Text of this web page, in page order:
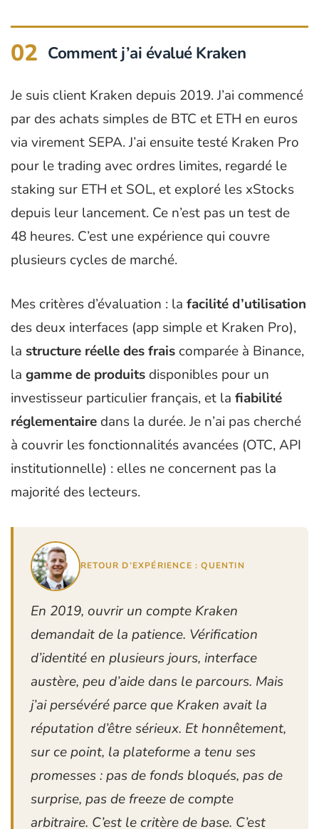
02 Comment j’ai évalué Kraken
Je suis client Kraken depuis 2019. J’ai commencé
par des achats simples de BTC et ETH en euros
via virement SEPA. J’ai ensuite testé Kraken Pro
pour le trading avec ordres limites, regardé le
staking sur ETH et SOL, et exploré les xStocks
depuis leur lancement. Ce n’est pas un test de
48 heures. C’est une expérience qui couvre
plusieurs cycles de marché.
Mes critères d’évaluation : la facilité d’utilisation
des deux interfaces (app simple et Kraken Pro),
la structure réelle des frais comparée à Binance,
la gamme de produits disponibles pour un
investisseur particulier français, et la fiabilité
réglementaire dans la durée. Je n’ai pas cherché
à couvrir les fonctionnalités avancées (OTC, API
institutionnelle) : elles ne concernent pas la
majorité des lecteurs.
RETOUR D’EXPÉRIENCE : QUENTIN
En 2019, ouvrir un compte Kraken
demandait de la patience. Vérification
d’identité en plusieurs jours, interface
austère, peu d’aide dans le parcours. Mais
j’ai persévéré parce que Kraken avait la
réputation d’être sérieux. Et honnêtement,
sur ce point, la plateforme a tenu ses
promesses : pas de fonds bloqués, pas de
surprise, pas de freeze de compte
arbitraire. C’est le critère de base. C’est